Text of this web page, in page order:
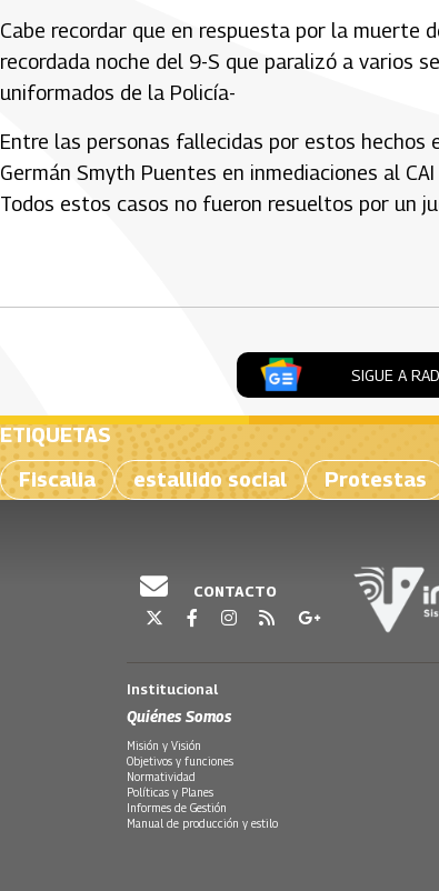
Cabe recordar que en respuesta por la muerte
recordada noche del 9-S que paralizó a varios
uniformados de la Policía-
Entre las personas fallecidas por estos hechos
Germán Smyth Puentes en inmediaciones al
Todos estos casos no fueron resueltos por un
SIGUE A
ETIQUETAS
Fiscalia
estallido social Protestas
CONTACTO
Institucional
Quiénes Somos
Misión y Visión
Objetivos y funciones
Normatividad
Políticas y Planes
Informes de Gestión
Manual de producción y estilo